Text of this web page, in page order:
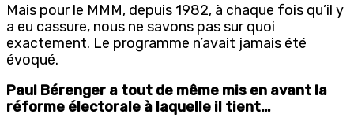
Mais pour le MMM, depuis 1982, à chaque fois qu’il y
a eu cassure, nous ne savons pas sur quoi
exactement. Le programme n’avait jamais été
évoqué.
Paul Bérenger a tout de même mis en avant la
réforme électorale à laquelle il tient…